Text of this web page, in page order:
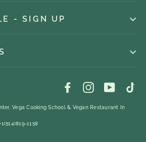
- SIGN UP
FacebookInstagram
Vega Cooking School & Vegan Restaurant In
1158